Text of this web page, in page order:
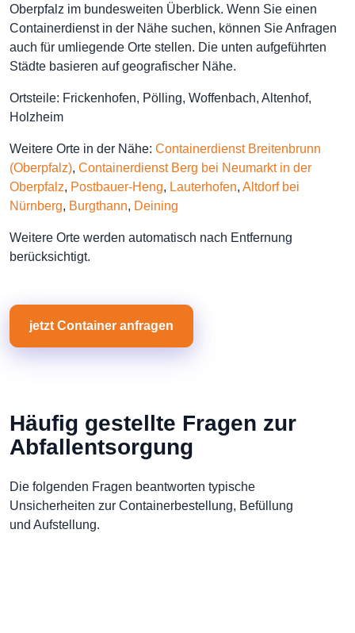
Oberpfalz im bundesweiten Überblick. Wenn Sie einen
Containerdienst in der Nähe suchen, können Sie Anfragen
auch für umliegende Orte stellen. Die unten aufgeführten
Städte basieren auf geografischer Nähe.
Ortsteile: Frickenhofen, Pölling, Woffenbach, Altenhof,
Holzheim
Weitere Orte in der Nähe: Containerdienst Breitenbrunn
(Oberpfalz), Containerdienst Berg bei Neumarkt in der
Oberpfalz, Postbauer-Heng, Lauterhofen, Altdorf bei
Nürnberg, Burgthann, Deining
Weitere Orte werden automatisch nach Entfernung
berücksichtigt.
jetzt Container anfragen
Häufig gestellte Fragen zur
Abfallentsorgung
Die folgenden Fragen beantworten typische
Unsicherheiten zur Containerbestellung, Befüllung
und Aufstellung.